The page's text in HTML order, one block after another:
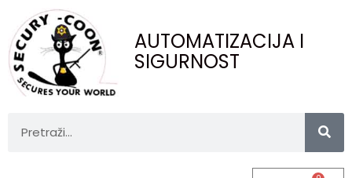
AUTOMATIZACIJA I
SIGURNOST